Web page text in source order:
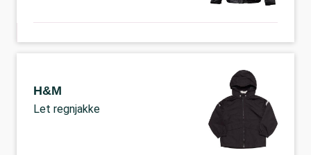
H&M
Let regnjakke